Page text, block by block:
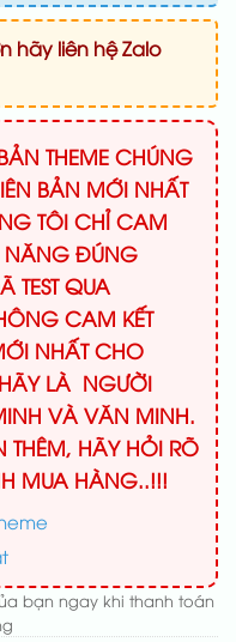
hãy liên hệ Zalo
THEME CHÚNG
BẢN MỚI NHẤT
TÔI CHỈ CAM
NĂNG ĐÚNG
TEST QUA
CAM KẾT
NHẤT CHO
HÃY LÀ NGƯỜI
VÀ VĂN MINH.
THÊM, HÃY HỎI RÕ
MUA HÀNG..!!!
bạn ngay khi thanh toán